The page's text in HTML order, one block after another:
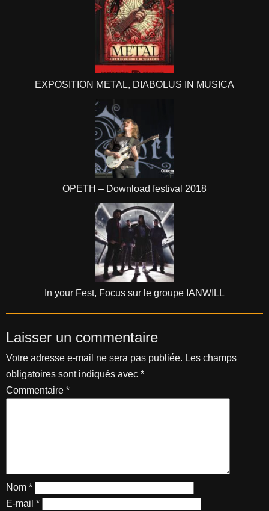
EXPOSITION METAL, DIABOLUS IN MUSICA
OPETH – Download festival 2018
In your Fest, Focus sur le groupe IANWILL
Laisser un commentaire
Votre adresse e-mail ne sera pas publiée. Les champs
obligatoires sont indiqués avec *
Commentaire *
Nom *
E-mail *